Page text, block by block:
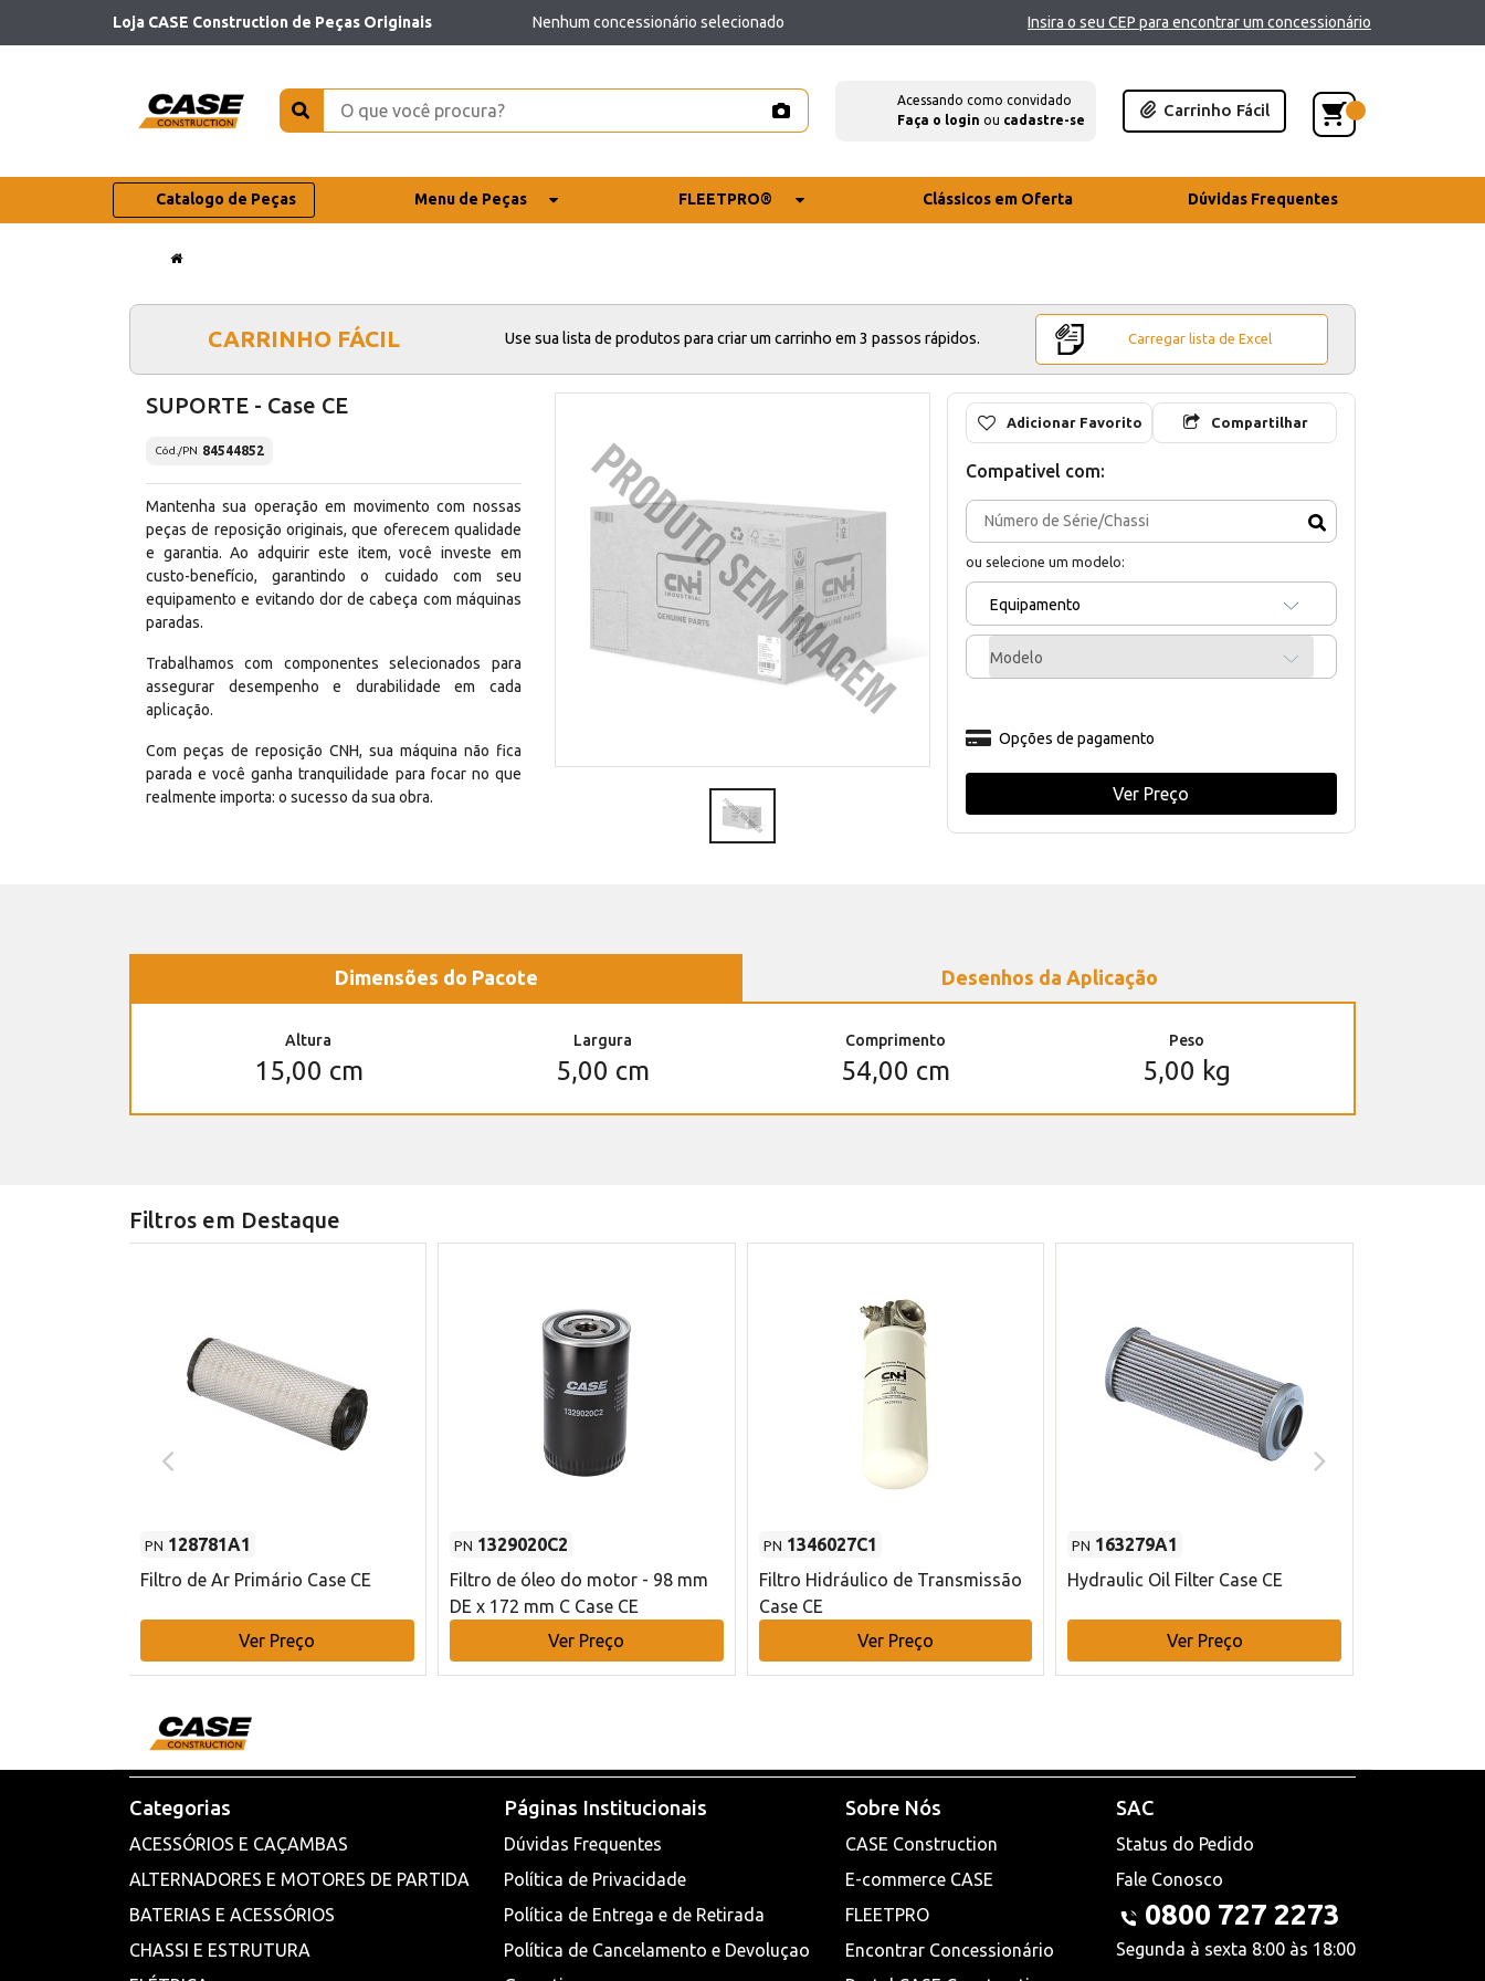
Loja CASE Construction de Peças Originais Nenhum concessionário selecionado Insira o seu CEP para encontrar um concessionário
Acessando como convidado
Faça o login ou cadastre-se
Carrinho Fácil
Catalogo de Peças Menu de Peças FLEETPRO® Clássicos em Oferta Dúvidas Frequentes
CARRINHO FÁCIL Use sua lista de produtos para criar um carrinho em 3 passos rápidos. Carregar lista de Excel
SUPORTE - Case CE
Cód./PN 84544852
Mantenha sua operação em movimento com nossas
peças de reposição originais, que oferecem qualidade
e garantia. Ao adquirir este item, você investe em
custo-benefício, garantindo o cuidado com seu
equipamento e evitando dor de cabeça com máquinas
paradas.
Trabalhamos com componentes selecionados para
assegurar desempenho e durabilidade em cada
aplicação.
Com peças de reposição CNH, sua máquina não fica
parada e você ganha tranquilidade para focar no que
realmente importa: o sucesso da sua obra.
Adicionar Favorito Compartilhar
Compativel com:
ou selecione um modelo:
Equipamento
Modelo
Opções de pagamento
Ver Preço
Dimensões do Pacote Desenhos da Aplicação
Altura
15,00 cm
Largura
5,00 cm
Comprimento
54,00 cm
Peso
5,00 kg
Filtros em Destaque
PN 128781A1
Filtro de Ar Primário Case CE
Ver Preço
PN 1329020C2
Filtro de óleo do motor - 98 mm
DE x 172 mm C Case CE
Ver Preço
PN 1346027C1
Filtro Hidráulico de Transmissão
Case CE
Ver Preço
PN 163279A1
Hydraulic Oil Filter Case CE
Ver Preço
Categorias
ACESSÓRIOS E CAÇAMBAS
ALTERNADORES E MOTORES DE PARTIDA
BATERIAS E ACESSÓRIOS
CHASSI E ESTRUTURA
Páginas Institucionais
Dúvidas Frequentes
Política de Privacidade
Política de Entrega e de Retirada
Política de Cancelamento e Devoluçao
Sobre Nós
CASE Construction
E-commerce CASE
FLEETPRO
Encontrar Concessionário
SAC
Status do Pedido
Fale Conosco
0800 727 2273
Segunda à sexta 8:00 às 18:00